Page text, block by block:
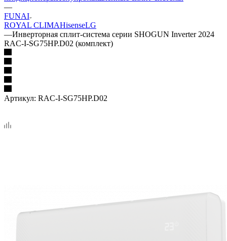
—
FUNAI
ROYAL CLIMAHisenseLG
—Инверторная сплит-система серии SHOGUN Inverter 2024
RAC-I-SG75HP.D02 (комплект)
Артикул: RAC-I-SG75HP.D02